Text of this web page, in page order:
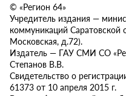
© «Регион 64»
Учредитель издания —
коммуникаций Саратовской
Московская, д.72).
Издатель — ГАУ СМИ СО
Степанов В.В.
Свидетельство о
61373 от 10 апреля 2015 г.